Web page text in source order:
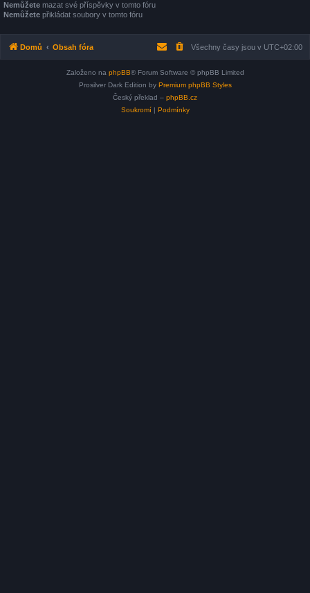
Nemůžete mazat své příspěvky v tomto fóru
Nemůžete přikládat soubory v tomto fóru
Domů Obsah fóra Všechny časy jsou v UTC+02:00
Založeno na phpBB® Forum Software © phpBB Limited
Prosilver Dark Edition by Premium phpBB Styles
Český překlad – phpBB.cz
Soukromí| Podmínky